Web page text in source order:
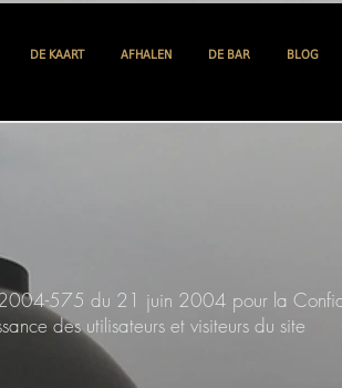
DE KAART AFHALEN DE BAR BLOG
575 du 21 juin 2004 pour la
des utilisateurs et visiteurs du site